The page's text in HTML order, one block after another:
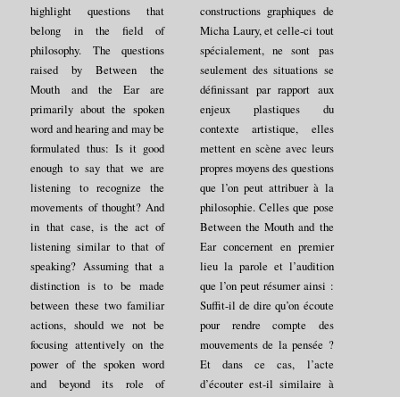
highlight questions that
belong in the field of
philosophy. The questions
raised by Between the
Mouth and the Ear are
primarily about the spoken
word and hearing and may be
formulated thus: Is it good
enough to say that we are
listening to recognize the
movements of thought? And
in that case, is the act of
listening similar to that of
speaking? Assuming that a
distinction is to be made
between these two familiar
actions, should we not be
focusing attentively on the
power of the spoken word
and beyond its role of
constructions graphiques de
Micha Laury, et celle-ci tout
spécialement, ne sont pas
seulement des situations se
définissant par rapport aux
enjeux plastiques du
contexte artistique, elles
mettent en scène avec leurs
propres moyens des questions
que l’on peut attribuer à la
philosophie. Celles que pose
Between the Mouth and the
Ear concernent en premier
lieu la parole et l’audition
que l’on peut résumer ainsi :
Suffit-il de dire qu’on écoute
pour rendre compte des
mouvements de la pensée ?
Et dans ce cas, l’acte
d’écouter est-il similaire à